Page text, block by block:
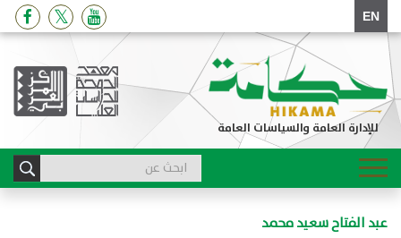
EN
للإدارة العامة والسياسات العامة
Toggle
navigation
عبد الفتاح سعيد محمد